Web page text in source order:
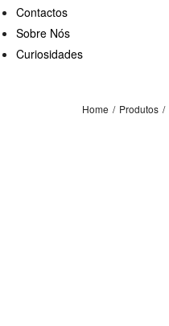
Contactos
Sobre Nós
Curiosidades
Home / Produtos /